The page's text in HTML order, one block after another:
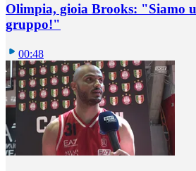
Olimpia, gioia Brooks: "Siamo
gruppo!"
00:48